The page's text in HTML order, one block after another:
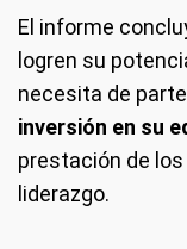
El informe
logren su
necesita de
inversión en su
prestación de
liderazgo.